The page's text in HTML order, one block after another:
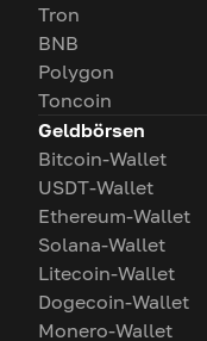
Tron
BNB
Polygon
Toncoin
Geldbörsen
Bitcoin-Wallet
USDT-Wallet
Ethereum-Wallet
Solana-Wallet
Litecoin-Wallet
Dogecoin-Wallet
Monero-Wallet